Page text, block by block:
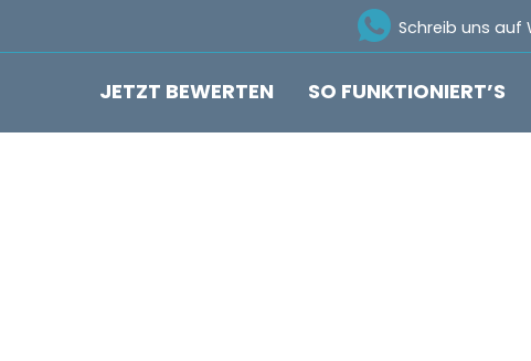
Schreib uns auf
JETZT BEWERTEN SO FUNKTIONIERT’S